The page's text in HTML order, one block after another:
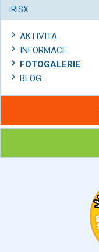
IRISX
AKTIVITA
INFORMACE
FOTOGALERIE
BLOG
Hubněte s podporou
Chcete poradit s